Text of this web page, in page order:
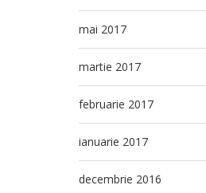
mai 2017
martie 2017
februarie 2017
ianuarie 2017
decembrie 2016